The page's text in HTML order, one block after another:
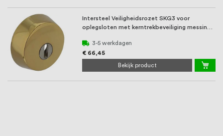
Intersteel Veiligheidsrozet SKG3 voor
oplegsloten met kerntrekbeveiliging messing
3-5 werkdagen
€ 66,45
Bekijk product